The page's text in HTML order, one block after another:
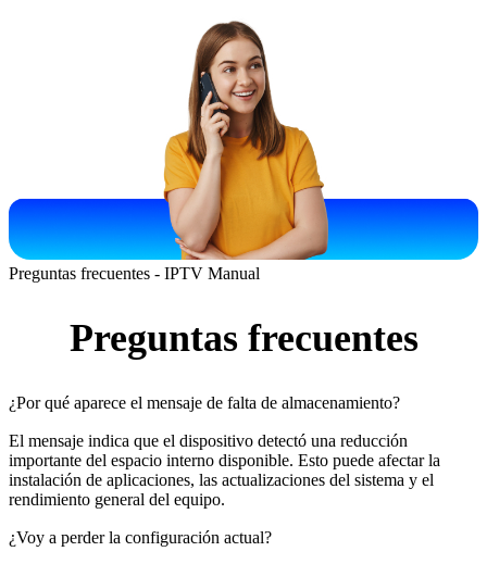
Preguntas frecuentes - IPTV Manual
Preguntas frecuentes
¿Por qué aparece el mensaje de falta de almacenamiento?
El mensaje indica que el dispositivo detectó una reducción
importante del espacio interno disponible. Esto puede afectar la
instalación de aplicaciones, las actualizaciones del sistema y el
rendimiento general del equipo.
¿Voy a perder la configuración actual?